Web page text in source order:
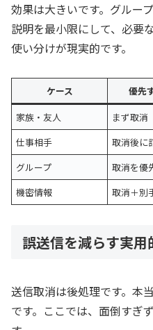
効果は大きいです。グルー
説明を最小限にして、必要
使い分けが現実的です。
ケース 優先
家族・友人
まず取消
仕事相手
取消後に
グループ
取消を優
機密情報
取消＋別
誤送信を減らす実用
送信取消は後処理です。本
です。ここでは、面倒すぎ